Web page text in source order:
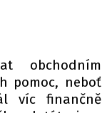
obchodním
pomoc, neboť
víc finančně